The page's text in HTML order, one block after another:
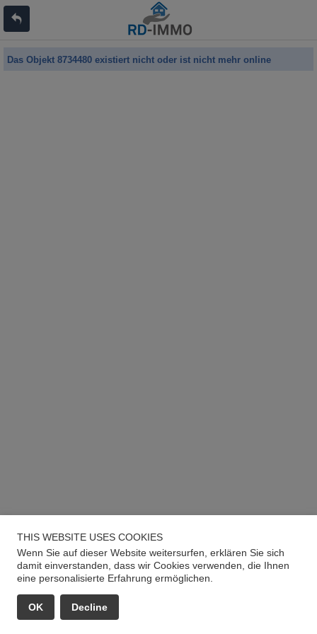
Das Objekt 8734480 existiert nicht oder ist nicht mehr online
THIS WEBSITE USES COOKIES
Wenn Sie auf dieser Website weitersurfen, erklären Sie sich
damit einverstanden, dass wir Cookies verwenden, die Ihnen
eine personalisierte Erfahrung ermöglichen.
OK Decline